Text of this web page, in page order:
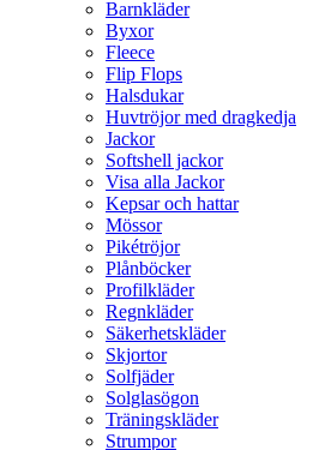
Barnkläder
Byxor
Fleece
Flip Flops
Halsdukar
Huvtröjor med dragkedja
Jackor
Softshell jackor
Visa alla Jackor
Kepsar och hattar
Mössor
Pikétröjor
Plånböcker
Profilkläder
Regnkläder
Säkerhetskläder
Skjortor
Solfjäder
Solglasögon
Träningskläder
Strumpor